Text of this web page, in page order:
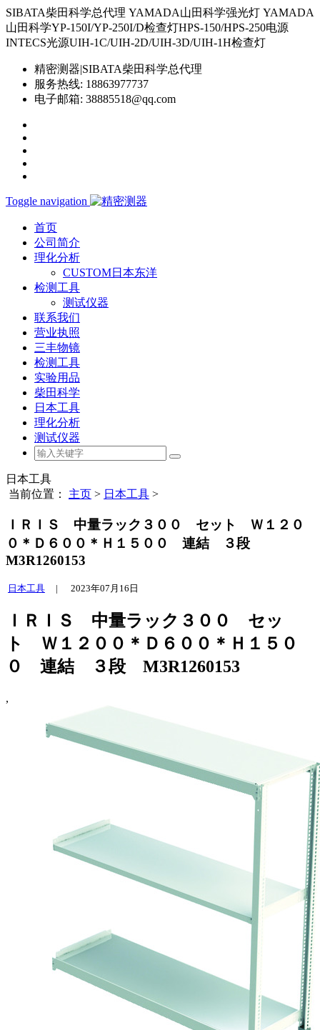
SIBATA柴田科学总代理 YAMADA山田科学强光灯 YAMADA
山田科学YP-150I/YP-250I/D检查灯HPS-150/HPS-250电源
INTECS光源UIH-1C/UIH-2D/UIH-3D/UIH-1H检查灯
精密测器|SIBATA柴田科学总代理
服务热线: 18863977737
电子邮箱: 38885518@qq.com
Toggle navigation
首页
公司简介
理化分析
CUSTOM日本东洋
检测工具
测试仪器
联系我们
营业执照
三丰物镜
检测工具
实验用品
柴田科学
日本工具
理化分析
测试仪器
日本工具
当前位置： 主页 > 日本工具 >
ＩＲＩＳ 中量ラック３００ セット Ｗ１２０
０＊Ｄ６００＊Ｈ１５００ 連結 ３段
M3R1260153
日本工具 | 2023年07月16日
ＩＲＩＳ 中量ラック３００ セッ
ト Ｗ１２００＊Ｄ６００＊Ｈ１５０
０ 連結 ３段 M3R1260153
,